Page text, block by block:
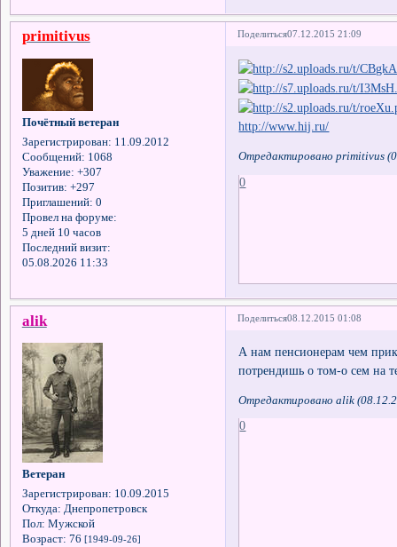
Поделиться07.12.2015 21:09
primitivus
Почётный ветеран
Зарегистрирован: 11.09.2012
Сообщений: 1068
Уважение: +307
Позитив: +297
Приглашений: 0
Провел на форуме:
5 дней 10 часов
Последний визит:
05.08.2026 11:33
http://www.hij.ru/
Отредактировано primitivus
0
Поделиться08.12.2015 01:08
alik
Ветеран
Зарегистрирован: 10.09.2015
Откуда: Днепропетровск
Пол: Мужской
Возраст: 76 [1949-09-26]
А нам пенсионерам чем
потрендишь о том-о сем на
Отредактировано alik
0